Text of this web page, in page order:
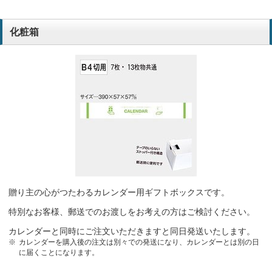
っていたのでこちらにしました。
建築
クリーンなイメージが良かったから。 機械販売業
イラストが気に入ったから。LED照明や省エネ機器を扱う業種なの
で、環境保護をイメージしたいから。在庫があったから。
化粧箱
贈り主の心がつたわるカレンダー用ギフトボックスです。
特別なお客様、郵送でのお渡しをお考えの方はご検討ください。
カレンダーと同時にご注文いただきますと同日発送いたします。
カレンダーを購入後の注文は別々での発送になり、カレンダーとは別の日
に届くことになります。